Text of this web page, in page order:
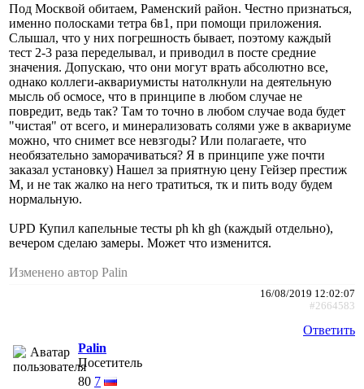
Под Москвой обитаем, Раменский район. Честно признаться,
именно полосками тетра 6в1, при помощи приложения.
Слышал, что у них погрешность бывает, поэтому каждый
тест 2-3 раза переделывал, и приводил в посте средние
значения. Допускаю, что они могут врать абсолютно все,
однако коллеги-аквариумисты натолкнули на деятельную
мысль об осмосе, что в принципе в любом случае не
повредит, ведь так? Там то точно в любом случае вода будет
"чистая" от всего, и минерализовать солями уже в аквариуме
можно, что снимет все невзгоды? Или полагаете, что
необязательно заморачиваться? Я в принципе уже почти
заказал установку) Нашел за приятную цену Гейзер престиж
М, и не так жалко на него тратиться, тк и пить воду будем
нормальную.
UPD Купил капельные тесты ph kh gh (каждый отдельно),
вечером сделаю замеры. Может что изменится.
Изменено автор Palin
16/08/2019 12:02:07
#2664583
Ответить
Palin
Посетитель
80 7